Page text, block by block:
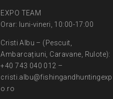
EXPO TEAM
Orar: luni-vineri, 10:00-17:00
Cristi Albu – (Pescuit,
Ambarcațiuni, Caravane, Rulote):
+40 743 040 012 –
cristi.albu@fishingandhuntingexp
o.ro